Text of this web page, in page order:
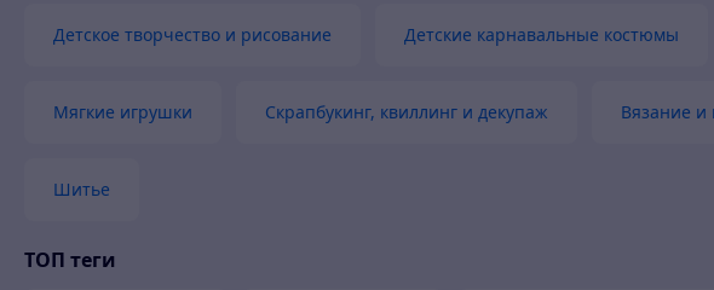
Детское творчество и рисование Детские карнавальные костюмы
Мягкие игрушки Скрапбукинг, квиллинг и декупаж Вязание и
Шитье
ТОП теги